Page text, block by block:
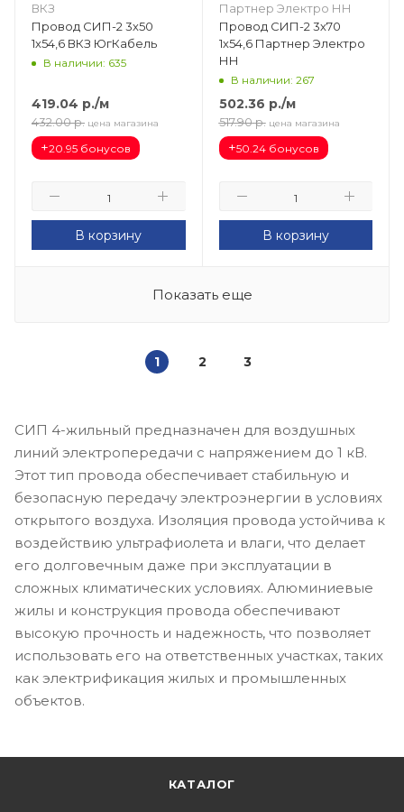
ВКЗ
Провод СИП-2 3х50
1х54,6 ВКЗ ЮгКабель
В наличии: 635
419.04 р./м
432.00 р. цена магазина
+20.95 бонусов
В корзину
Партнер Электро НН
Провод СИП-2 3х70
1х54,6 Партнер Электро
НН
В наличии: 267
502.36 р./м
517.90 р. цена магазина
+50.24 бонусов
В корзину
Показать еще
1 2 3
СИП 4-жильный предназначен для воздушных
линий электропередачи с напряжением до 1 кВ.
Этот тип провода обеспечивает стабильную и
безопасную передачу электроэнергии в условиях
открытого воздуха. Изоляция провода устойчива к
воздействию ультрафиолета и влаги, что делает
его долговечным даже при эксплуатации в
сложных климатических условиях. Алюминиевые
жилы и конструкция провода обеспечивают
высокую прочность и надежность, что позволяет
использовать его на ответственных участках, таких
как электрификация жилых и промышленных
объектов.
КАТАЛОГ